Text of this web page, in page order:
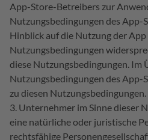
App-Store-Betreibers zur
Nutzungsbedingungen des App-
Hinblick auf die Nutzung der App
Nutzungsbedingungen
diese Nutzungsbedingungen. Im
Nutzungsbedingungen des App-
zu diesen Nutzungsbedingungen.
Unternehmer im Sinne dieser
eine natürliche oder juristische
rechtsfähige